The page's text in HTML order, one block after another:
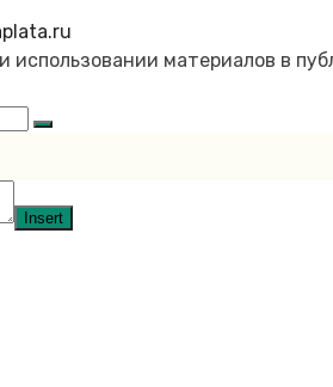
использовании материалов в
Insert